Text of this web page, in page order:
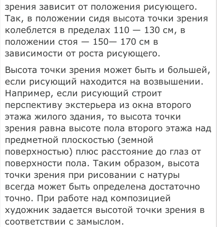
зрения зависит от положения рисующего.
Так, в положении сидя высота точки зрения
колеблется в пределах 110 — 130 см, в
положении стоя — 150— 170 см в
зависимости от роста рисующего.
Высота точки зрения может быть и большей,
если рисующий находится на возвышении.
Например, если рисующий строит
перспективу экстерьера из окна второго
этажа жилого здания, то высота точки
зрения равна высоте пола второго этажа над
предметной плоскостью (земной
поверхностью) плюс расстояние до глаз от
поверхности пола. Таким образом, высота
точки зрения при рисовании с натуры
всегда может быть определена достаточно
точно. При работе над композицией
художник задается высотой точки зрения в
соответствии с замыслом.